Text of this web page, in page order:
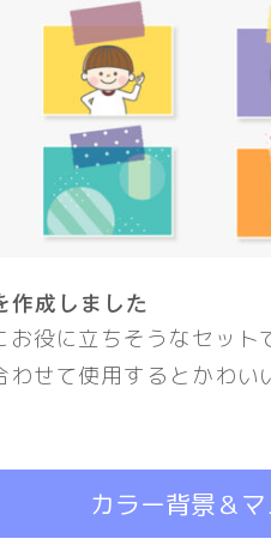
作成しました
役に立ちそうなセット
わせて使用するとかわ
カラー背景＆